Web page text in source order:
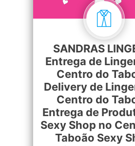
SANDRAS
Entrega de
Centro do
Delivery de
Centro do
Entrega de
Sexy Shop no
Taboão Sexy